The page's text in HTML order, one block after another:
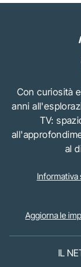
Con curiosità
anni
TV:
al
Informativa
Aggiorna le
IL